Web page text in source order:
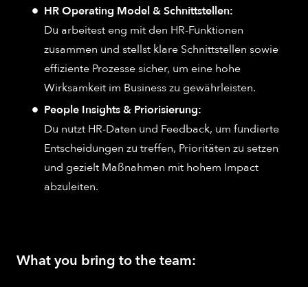
HR Operating Model & Schnittstellen:
Du arbeitest eng mit den HR-Funktionen
zusammen und stellst klare Schnittstellen sowie
effiziente Prozesse sicher, um eine hohe
Wirksamkeit im Business zu gewährleisten.
People Insights & Priorisierung:
Du nutzt HR-Daten und Feedback, um fundierte
Entscheidungen zu treffen, Prioritäten zu setzen
und gezielt Maßnahmen mit hohem Impact
abzuleiten.
What you bring to the team: